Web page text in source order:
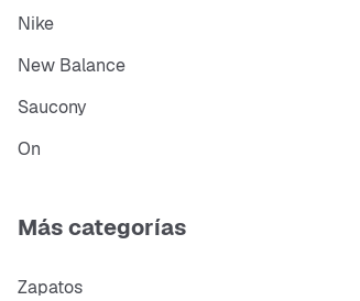
Nike
New Balance
Saucony
On
Más categorías
Zapatos